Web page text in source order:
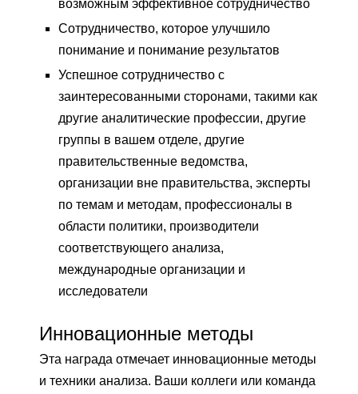
возможным эффективное сотрудничество
Сотрудничество, которое улучшило
понимание и понимание результатов
Успешное сотрудничество с
заинтересованными сторонами, такими как
другие аналитические профессии, другие
группы в вашем отделе, другие
правительственные ведомства,
организации вне правительства, эксперты
по темам и методам, профессионалы в
области политики, производители
соответствующего анализа,
международные организации и
исследователи
Инновационные методы
Эта награда отмечает инновационные методы
и техники анализа. Ваши коллеги или команда